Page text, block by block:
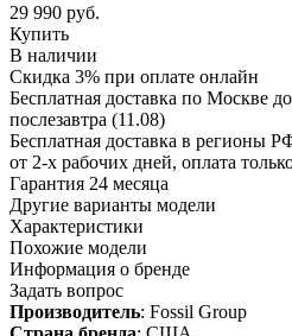
29 990 руб.
Купить
В наличии
Скидка 3% при оплате онлайн
Бесплатная доставка по Москве
послезавтра (11.08)
Бесплатная доставка в регионы
от 2-х рабочих дней, оплата
Гарантия 24 месяца
Другие варианты модели
Характеристики
Похожие модели
Информация о бренде
Задать вопрос
Производитель: Fossil Group